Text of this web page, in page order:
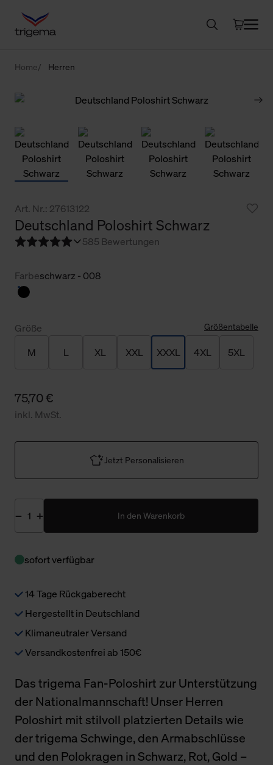
Home Herren
Art. Nr.: 27613122
Deutschland Poloshirt Schwarz
585 Bewertungen
Farbeschwarz - 008
Größe Größentabelle
M L XL XXL XXXL 4XL 5XL
75,70 €
inkl. MwSt.
Jetzt Personalisieren
In den Warenkorb
sofort verfügbar
14 Tage Rückgaberecht
Hergestellt in Deutschland
Klimaneutraler Versand
Versandkostenfrei ab 150€
Das trigema Fan-Poloshirt zur Unterstützung
der Nationalmannschaft! Unser Herren
Poloshirt mit stilvoll platzierten Details wie
der trigema Schwinge, den Armabschlüsse
und den Polokragen in Schwarz, Rot, Gold –